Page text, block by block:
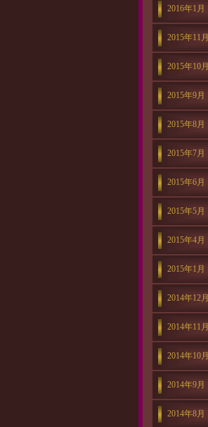
2016年1月
2015年11月
2015年10月
2015年9月
2015年8月
2015年7月
2015年6月
2015年5月
2015年4月
2015年1月
2014年12月
2014年11月
2014年10月
2014年9月
2014年8月